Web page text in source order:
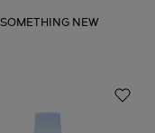
SOMETHING NEW